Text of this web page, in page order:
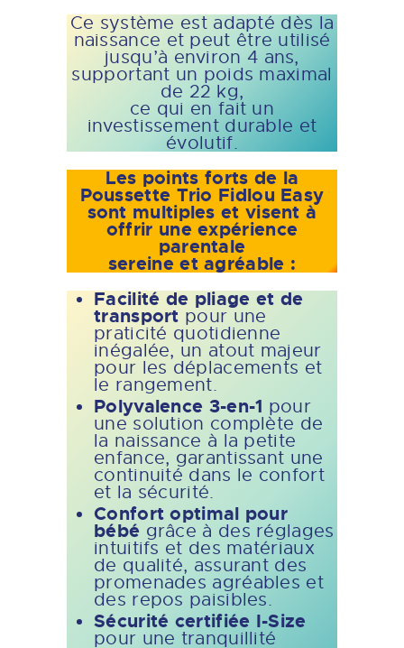
Ce système est adapté dès la
naissance et peut être utilisé
jusqu’à environ 4 ans,
supportant un poids maximal
de 22 kg,
ce qui en fait un
investissement durable et
évolutif.
Les points forts de la
Poussette Trio Fidlou Easy
sont multiples et visent à
offrir une expérience
parentale
sereine et agréable :
Facilité de pliage et de
transport pour une
praticité quotidienne
inégalée, un atout majeur
pour les déplacements et
le rangement.
Polyvalence 3-en-1 pour
une solution complète de
la naissance à la petite
enfance, garantissant une
continuité dans le confort
et la sécurité.
Confort optimal pour
bébé grâce à des réglages
intuitifs et des matériaux
de qualité, assurant des
promenades agréables et
des repos paisibles.
Sécurité certifiée I-Size
pour une tranquillité